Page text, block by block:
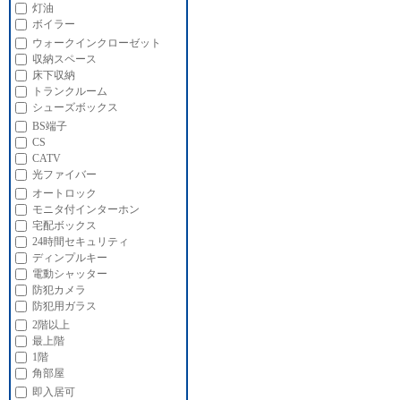
灯油
ボイラー
ウォークインクローゼット
収納スペース
床下収納
トランクルーム
シューズボックス
BS端子
CS
CATV
光ファイバー
オートロック
モニタ付インターホン
宅配ボックス
24時間セキュリティ
ディンプルキー
電動シャッター
防犯カメラ
防犯用ガラス
2階以上
最上階
1階
角部屋
即入居可